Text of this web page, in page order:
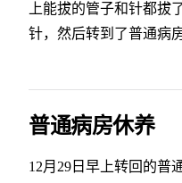
上能拔的管子和针都拔
针，然后转到了普通病房
普通病房休养
12月29日早上转回的普